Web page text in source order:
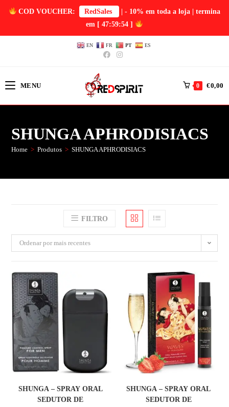
COD VOUCHER: RedSales
| - 10% em toda a loja | termina
em [ 47:59:54 ]
EN FR PT ES
MENU 0 €0,00
SHUNGA APHRODISIACS
Home > Produtos > SHUNGA APHRODISIACS
FILTRO
Ordenar por mais recentes
SHUNGA – SPRAY ORAL
SEDUTOR DE
SHUNGA – SPRAY ORAL
SEDUTOR DE